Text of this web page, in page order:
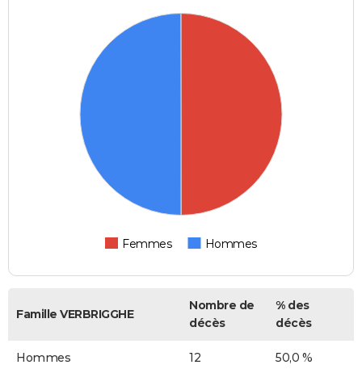
Femmes Hommes
Famille VERBRIGGHE
Nombre de
décès
% des
décès
Hommes 12 50,0 %